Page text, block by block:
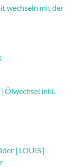
wechseln mit der
Ölwechsel inkl.
| LOUIS |